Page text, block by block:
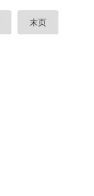
末页